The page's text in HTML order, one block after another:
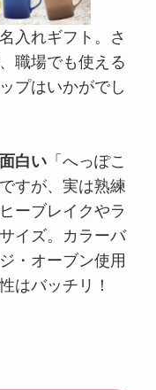
入れギフト。さ
職場でも使える
プはいかがでし
白い「へっぽこ
すが、実は熟練
ーブレイクやラ
イズ。カラーバ
・オーブン使用
はバッチリ！